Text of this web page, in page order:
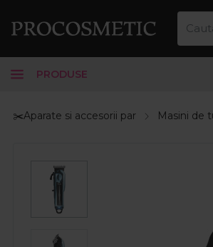
PRODUSE
✂️Aparate si accesorii par Masini de